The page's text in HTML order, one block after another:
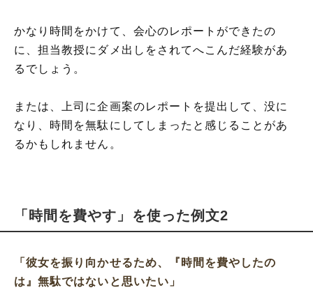
かなり時間をかけて、会心のレポートができたの
に、担当教授にダメ出しをされてへこんだ経験があ
るでしょう。
または、上司に企画案のレポートを提出して、没に
なり、時間を無駄にしてしまったと感じることがあ
るかもしれません。
「時間を費やす」を使った例文2
「彼女を振り向かせるため、『時間を費やしたの
は』無駄ではないと思いたい」